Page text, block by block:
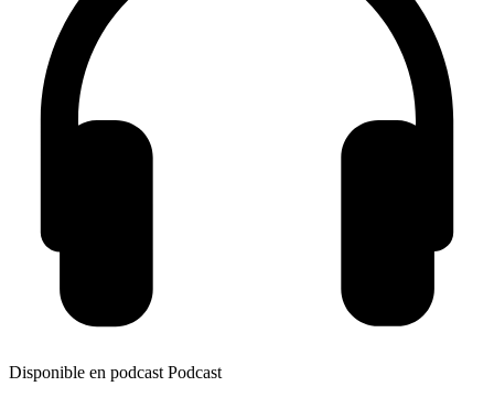
Disponible en podcast Podcast